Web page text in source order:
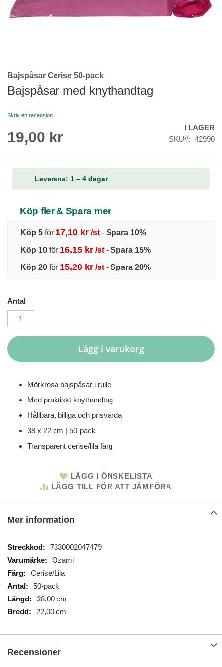
Skip
to
the
of
images
Bajspåsar Cerise 50-pack
Bajspåsar med knythandtag
Skriv en recension
19,00 kr
I LAGER
SKU
42990
Leverans: 1 – 4 dagar
Köp fler & Spara mer
Köp 5 för 17,10 kr /st - Spara 10%
Köp 10 för 16,15 kr /st - Spara 15%
Köp 20 för 15,20 kr /st - Spara 20%
Antal
Lägg i varukorg
Mörkrosa bajspåsar i rulle
Med praktiskt knythandtag
Hållbara, billiga och prisvärda
38 x 22 cm | 50-pack
Transparent cerise/lila färg
LÄGG I ÖNSKELISTA
LÄGG TILL FÖR ATT JÄMFÖRA
Mer information
Mer
information
7330002047479
Ozami
Cerise/Lila
50-pack
38,00 cm
22,00 cm
Recensioner